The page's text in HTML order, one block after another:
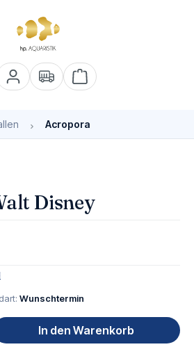
Warenkorb enthält 0
Acropora
Disney
Wunschtermin
den gewünschten Wert
In den Warenkorb